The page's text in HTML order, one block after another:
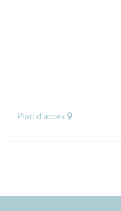
Plan d'accès